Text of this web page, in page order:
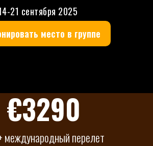
21 сентября 2025
место в группе
€3290
международный перелет